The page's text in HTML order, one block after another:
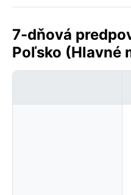
7-dňová
Poľsko (Hlavné